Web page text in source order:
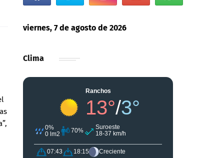
viernes, 7 de agosto de 2026
Clima